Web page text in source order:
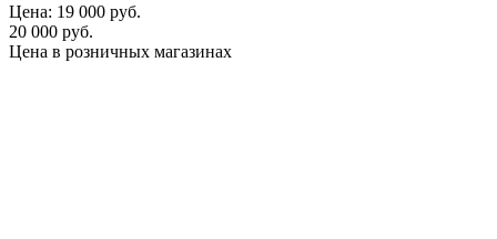
Цена: 19 000 руб.
20 000 руб.
Цена в розничных магазинах